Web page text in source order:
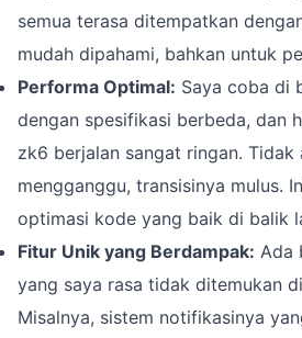
semua terasa ditempatkan
mudah dipahami, bahkan untuk
Performa Optimal: Saya coba di
dengan spesifikasi berbeda, dan
zk6 berjalan sangat ringan. Tidak
mengganggu, transisinya mulus.
optimasi kode yang baik di balik
Fitur Unik yang Berdampak: Ada
yang saya rasa tidak ditemukan
Misalnya, sistem notifikasinya